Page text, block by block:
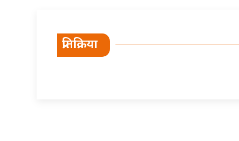
प्रतिक्रिया